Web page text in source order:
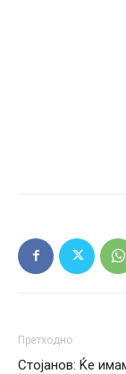
Претходно
Стојанов: Ќе